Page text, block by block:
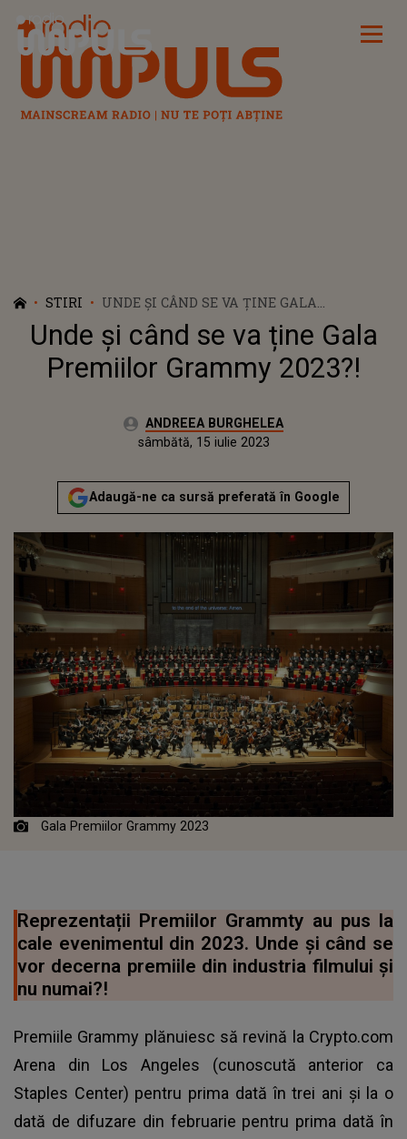
Radio Impuls
STIRI
UNDE ȘI CÂND SE VA ȚINE GALA
PREMIILOR GRAMMY 2023?!
Unde și când se va ține Gala
Premiilor Grammy 2023?!
Autor:ANDREEA BURGHELEA
Actualizat:
sâmbătă, 15 iulie 2023
Adaugă-ne ca sursă preferată în Google
Gala Premiilor Grammy 2023
Reprezentații Premiilor Grammty au pus la
cale evenimentul din 2023. Unde și când se
vor decerna premiile din industria filmului și
nu numai?!
Premiile Grammy plănuiesc să revină la Crypto.com
Arena din Los Angeles (cunoscută anterior ca
Staples Center) pentru prima dată în trei ani și la o
dată de difuzare din februarie pentru prima dată în